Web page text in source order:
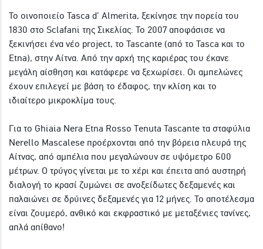
To οινοποιείο Tasca d’ Almerita, ξεκίνησε την πορεία του
1830 στο Sclafani της Σικελίας. Το 2007 αποφάσισε να
ξεκινήσει ένα νέο project, το Tascante (από το Tasca και το
Etna), στην Αίτνα. Από την αρχή της καριέρας του έκανε
μεγάλη αίσθηση και κατάφερε να ξεχωρίσει. Οι αμπελώνες
έχουν επιλεγεί με βάση το έδαφος, την κλίση και το
ιδιαίτερο μικροκλίμα τους.
Για το Ghiaia Nera Etna Rosso Tenuta Tascante τα σταφύλια
Nerello Mascalese προέρχονται από την βόρεια πλευρά της
Αίτνας, από αμπέλια που μεγαλώνουν σε υψόμετρο 600
μέτρων. Ο τρύγος γίνεται με το χέρι και έπειτα από αυστηρή
διαλογή το κρασί ζυμώνει σε ανοξείδωτες δεξαμενές και
παλαιώνει σε δρύινες δεξαμενές για 12 μήνες. Το αποτέλεσμα
είναι ζουμερό, ανθικό και εκφραστικό με μεταξένιες τανίνες,
απλά απίθανο!